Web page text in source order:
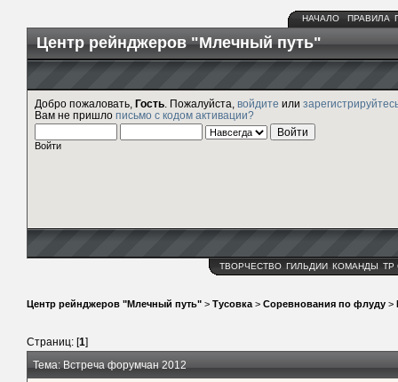
НАЧАЛО ПРАВИЛА
Центр рейнджеров "Млечный путь"
Добро пожаловать, Гость . Пожалуйста, войдите или
Вам не пришло письмо с кодом активации?
Войти
ТВОРЧЕСТВО ГИЛЬДИИ КОМАНДЫ ТР
Центр рейнджеров "Млечный путь" > Тусовка > Соревнования по флуду >
Страниц: [1]
Тема: Встреча форумчан 2012